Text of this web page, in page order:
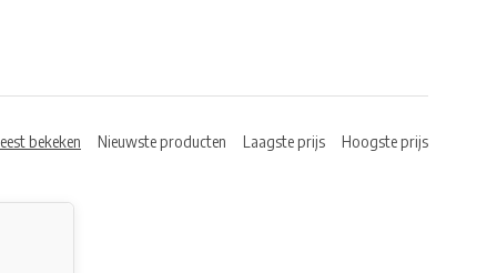
bekeken Nieuwste producten Laagste prijs Hoogste prijs